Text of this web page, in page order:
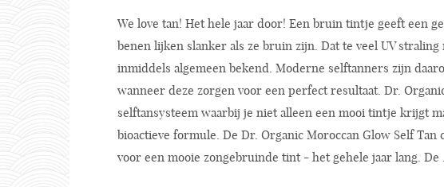
We love tan! Het hele jaar door! Een bruin tintje geeft een
benen lijken slanker als ze bruin zijn. Dat te veel UV
inmiddels algemeen bekend. Moderne selftanners zijn
wanneer deze zorgen voor een perfect resultaat. Dr.
selftansysteem waarbij je niet alleen een mooi tintje krijgt
bioactieve formule. De Dr. Organic Moroccan Glow Self
voor een mooie zongebruinde tint - het gehele jaar lang. De ...